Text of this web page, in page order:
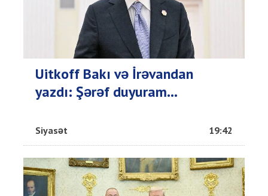
Uitkoff Bakı və İrəvandan
yazdı: Şərəf duyuram...
Siyasət 19:42